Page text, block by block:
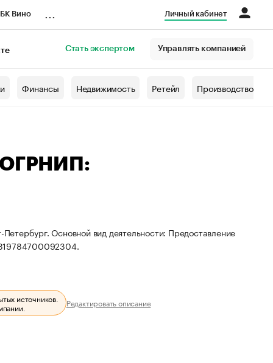
Вино Личный кабинет
Стать экспертом Управлять компанией
Финансы Недвижимость Ретейл Производство
ОГРНИП:
Основной вид деятельности: Предоставление
источников.
Редактировать описание